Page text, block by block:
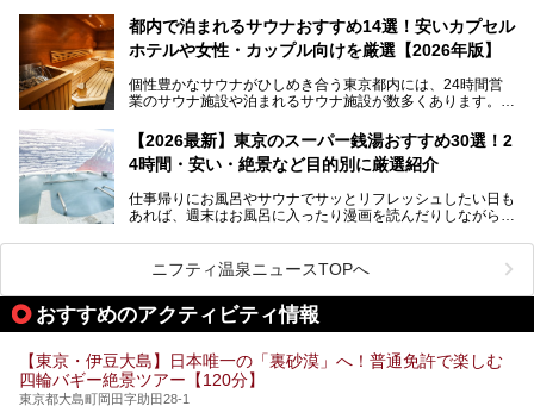
いおしゃれな名店15選を、おすすめの順番で一挙にご紹介
します。
ツァ大井町トラックス」がニューオープン。施設の様子をレ
ポ―トします。
都内で泊まれるサウナおすすめ14選！安いカプセル
ホテルや女性・カップル向けを厳選【2026年版】
個性豊かなサウナがひしめき合う東京都内には、24時間営
業のサウナ施設や泊まれるサウナ施設が数多くあります。
を旅の目的とする「サ旅」や自分へのご褒美のための宿泊な
ど、自分の好きなタイミングで好きなだけサ活ができるのが
魅力です。
最近では、男性専用施設だけでなく、カップルや女性に嬉し
い個室サウナも増えてきました。
ら、特におすすめしたい施設14選をご紹介します。
してみてください。
【2026最新】東京のスーパー銭湯おすすめ30選！2
4時間・安い・絶景など目的別に厳選紹介
仕事帰りにお風呂やサウナでサッとリフレッシュしたい日も
あれば、週末はお風呂に入ったり漫画を読んだりしながら一
また、終電を逃してしまい、「このまま朝までゆっくりでき
る場所があれば」と探した経験がある人も多いのではないで
しょうか。
そこで本記事では、東京でおすすめのスーパー銭湯を、目的
24時間営業で宿泊できる施設や、1,000円以下で楽しめる安
い施設、デートや休日レジャーにもぴったりなエンタメ要素
が充実した施設など、利用のシーンに合わせて参考にしてく
ニフティ温泉ニュースTOPへ
おすすめのアクティビティ情報
【東京・伊豆大島】日本唯一の「裏砂漠」へ！普通免許で楽しむ
四輪バギー絶景ツアー【120分】
東京都大島町岡田字助田28-1